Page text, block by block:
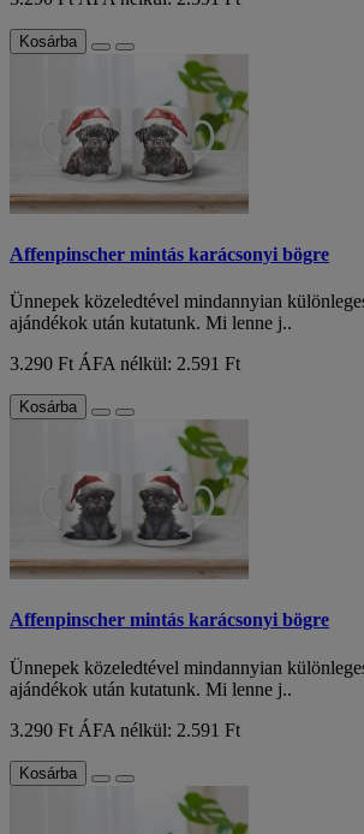
Kosárba
Affenpinscher mintás karácsonyi bögre
Ünnepek közeledtével mindannyian
ajándékok után kutatunk. Mi lenne j..
3.290 Ft ÁFA nélkül: 2.591 Ft
Kosárba
Affenpinscher mintás karácsonyi bögre
Ünnepek közeledtével mindannyian
ajándékok után kutatunk. Mi lenne j..
3.290 Ft ÁFA nélkül: 2.591 Ft
Kosárba